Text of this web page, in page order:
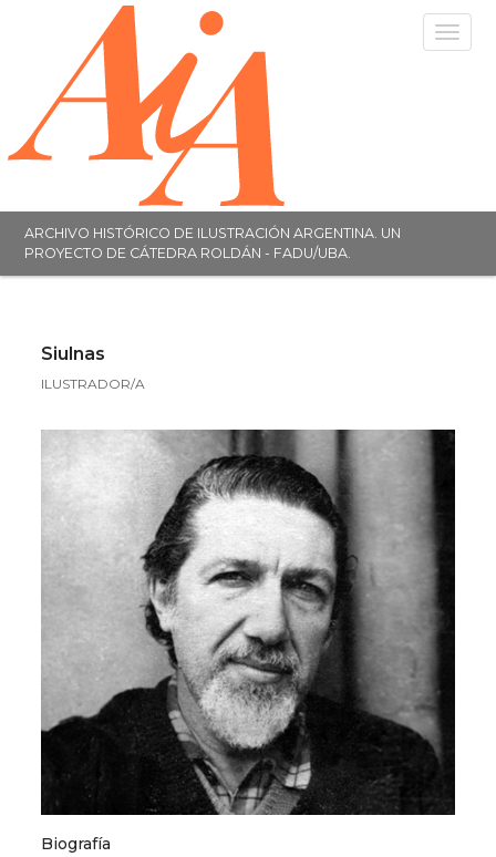
Toggle
ARCHIVO HISTÓRICO DE ILUSTRACIÓN ARGENTINA. UN
PROYECTO DE CÁTEDRA ROLDÁN - FADU/UBA.
Siulnas
ILUSTRADOR/A
Biografía